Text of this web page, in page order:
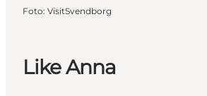
Like Anna
Foto: VisitSvendborg